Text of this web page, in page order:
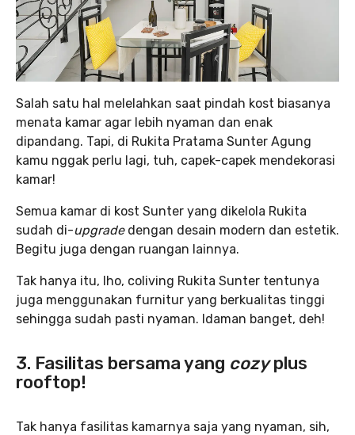
Salah satu hal melelahkan saat pindah kost biasanya
menata kamar agar lebih nyaman dan enak
dipandang. Tapi, di Rukita Pratama Sunter Agung
kamu nggak perlu lagi, tuh, capek-capek mendekorasi
kamar!
Semua kamar di kost Sunter yang dikelola Rukita
sudah di-upgrade dengan desain modern dan estetik.
Begitu juga dengan ruangan lainnya.
Tak hanya itu, lho, coliving Rukita Sunter tentunya
juga menggunakan furnitur yang berkualitas tinggi
sehingga sudah pasti nyaman. Idaman banget, deh!
3. Fasilitas bersama yang cozyplus
rooftop!
Tak hanya fasilitas kamarnya saja yang nyaman, sih,